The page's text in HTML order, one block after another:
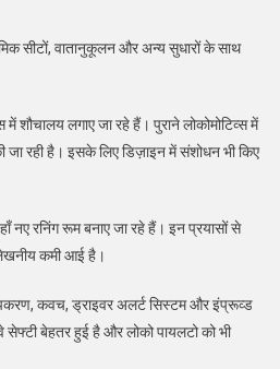
सीटों, वातानुकूलन और अन्य सुधारों के साथ
शौचालय लगाए जा रहे हैं। पुराने लोकोमोटिव्स में
जा रही है। इसके लिए डिज़ाइन में संशोधन भी किए
नए रनिंग रूम बनाए जा रहे हैं। इन प्रयासों से
कमी आई है।
कवच, ड्राइवर अलर्ट सिस्टम और इंप्रूव्ड
बेहतर हुई है और लोको पायलटो को भी